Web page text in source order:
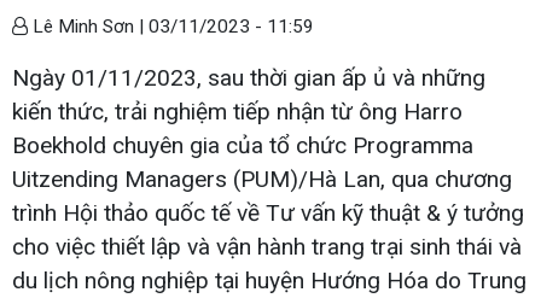
Lê Minh Sơn | 03/11/2023 - 11:59
Ngày 01/11/2023, sau thời gian ấp ủ và những
kiến thức, trải nghiệm tiếp nhận từ ông Harro
Boekhold chuyên gia của tổ chức Programma
Uitzending Managers (PUM)/Hà Lan, qua chương
trình Hội thảo quốc tế về Tư vấn kỹ thuật & ý tưởng
cho việc thiết lập và vận hành trang trại sinh thái và
du lịch nông nghiệp tại huyện Hướng Hóa do Trung